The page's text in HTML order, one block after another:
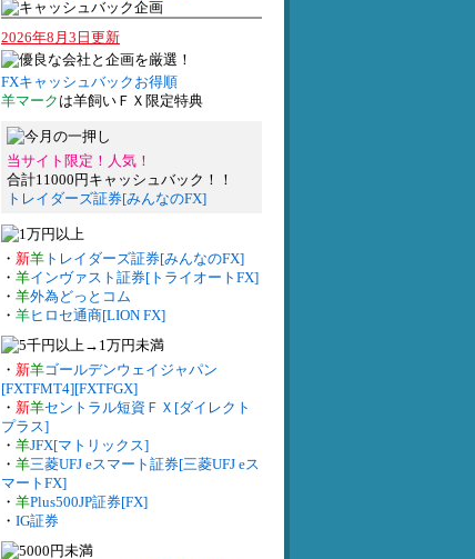
2026年8月3日更新
FXキャッシュバックお得順
羊マーク は羊飼いＦＸ限定特典
当サイト限定！人気！
合計11000円キャッシュバック！！
トレイダーズ証券[みんなのFX]
・ 新羊 トレイダーズ証券[みんなのFX]
・ 羊インヴァスト証券[トライオートFX]
・ 羊外為どっとコム
・ 羊ヒロセ通商[LION FX]
・ 新羊ゴールデンウェイジャパン
[FXTFMT4][FXTFGX]
・ 新羊セントラル短資ＦＸ[ダイレクト
プラス]
・ 羊JFX[マトリックス]
・ 羊三菱UFJ eスマート証券[三菱UFJ eス
マートFX]
・ 羊Plus500JP証券[FX]
・ IG証券